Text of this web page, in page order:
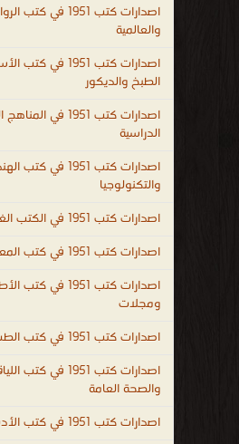
اصدارات كتب 1951 في
والعالمية
اصدارات كتب 1951 في
الطبخ والديكور
اصدارات كتب 1951
الدراسية
اصدارات كتب 1951 في
والتكنولوجيا
اصدارات كتب 1951 في الكتب الغير مصنّفة
اصدارات كتب 1951 في كتب المعاجم واللغات
اصدارات كتب 1951
ومجلات
اصدارات كتب 1951 في كتب الطب
اصدارات كتب 1951 في
والصحة العامة
اصدارات كتب 1951 في كتب الأدب